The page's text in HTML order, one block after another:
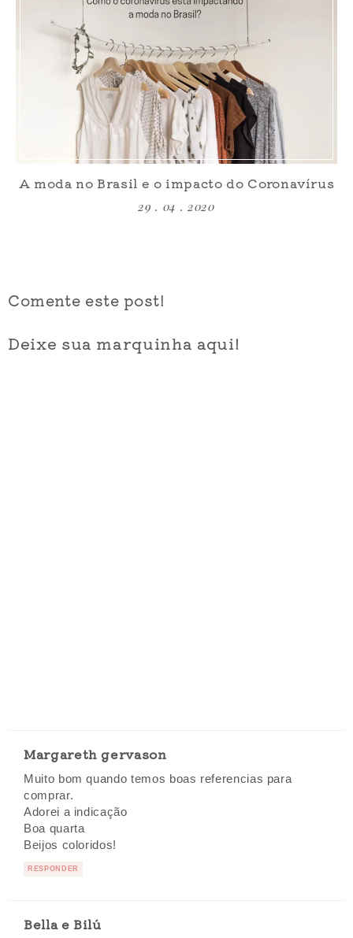
A moda no Brasil e o impacto do Coronavírus
29 . 04 . 2020
Comente este post!
Deixe sua marquinha aqui!
Margareth gervason
Muito bom quando temos boas referencias para
comprar.
Adorei a indicação
Boa quarta
Beijos coloridos!
RESPONDER
Bella e Bilú